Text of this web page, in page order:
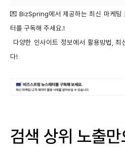
💌 BizSpring에서 제공하는 최신 마케팅
터를 구독해 주세요.!
다양한 인사이트 정보에서 활용방법,
다!
검색 상위 노출